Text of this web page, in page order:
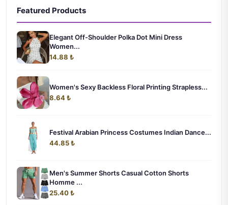
Featured Products
Elegant Off-Shoulder Polka Dot Mini Dress
Women...
14.88 ₺
Women's Sexy Backless Floral Printing Strapless...
8.64 ₺
Festival Arabian Princess Costumes Indian Dance...
44.85 ₺
Men's Summer Shorts Casual Cotton Shorts
Homme ...
25.40 ₺